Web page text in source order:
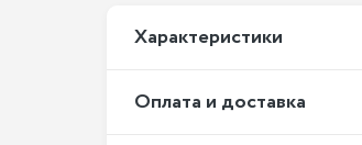
Xарактеристики
Оплата и доставка